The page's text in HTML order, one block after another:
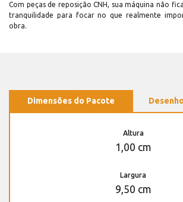
Com peças de reposição CNH, sua máquina não
tranquilidade para focar no que realmente
obra.
Dimensões do Pacote
Altura
1,00 cm
Largura
9,50 cm